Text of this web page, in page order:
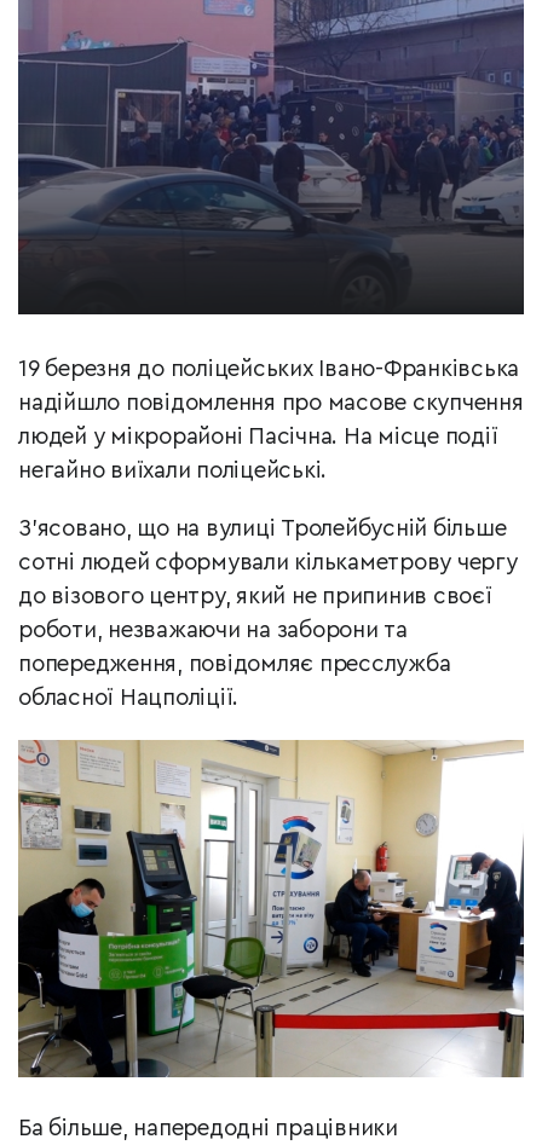
19 березня до поліцейських Івано-Франківська
надійшло повідомлення про масове скупчення
людей у мікрорайоні Пасічна. На місце події
негайно виїхали поліцейські.
З’ясовано, що на вулиці Тролейбусній більше
сотні людей сформували кількаметрову чергу
до візового центру, який не припинив своєї
роботи, незважаючи на заборони та
попередження, повідомляє пресслужба
обласної Нацполіції.
Ба більше, напередодні працівники